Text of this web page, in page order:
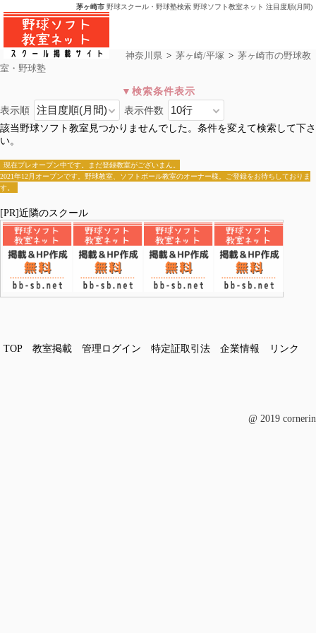
茅ヶ崎市 野球スクール・野球塾検索 野球ソフト教室ネット 注目度順(月間)
神奈川県 > 茅ヶ崎/平塚 > 茅ヶ崎市の野球教
室・野球塾
茅ヶ崎市
>茅ヶ崎市
表示順
表示件数
該当野球ソフト教室見つかりませんでした。条件を変えて検索して下さ
い。
現在プレオープン中です。まだ登録教室がございまん。
2021年12月オープンです。野球教室、ソフトボール教室のオーナー様。ご登録をお待ちしておりま
す。
[PR]近隣のスクール
TOP 教室掲載 管理ログイン 特定証取引法 企業情報 リンク
@ 2019 cornerin